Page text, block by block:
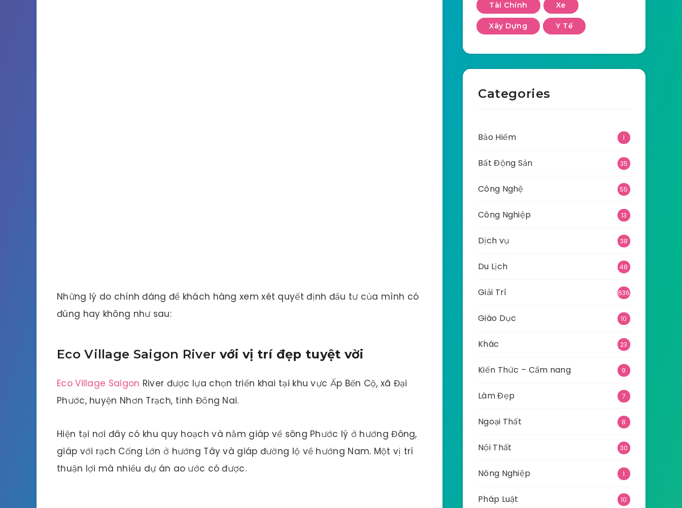
Những lý do chính đáng để khách hàng xem xét quyết định đầu tư của mình có
đúng hay không như sau:
Eco Village Saigon River với vị trí đẹp tuyệt vời
Eco Village Saigon River được lựa chọn triển khai tại khu vực Ấp Bến Cộ, xã Đại
Phước, huyện Nhơn Trạch, tỉnh Đồng Nai.
Hiện tại nơi đây có khu quy hoạch và nằm giáp về sông Phước lý ở hướng Đông,
giáp với rạch Cống Lớn ở hướng Tây và giáp đường lộ về hướng Nam. Một vị trí
thuận lợi mà nhiều dự án ao ước có được.
Tài Chính Xe
Xây Dựng Y Tế
Categories
Bảo Hiểm 1
Bất Động Sản 35
Công Nghệ 55
Công Nghiệp 13
Dịch vụ 38
Du Lịch 48
Giải Trí 636
Giáo Dục 10
Khác 23
Kiến Thức – Cẩm nang 9
Làm Đẹp 7
Ngoại Thất 8
Nội Thất 30
Nông Nghiệp 1
Pháp Luật 10